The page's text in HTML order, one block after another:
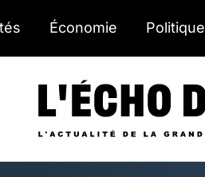
Économie Politique